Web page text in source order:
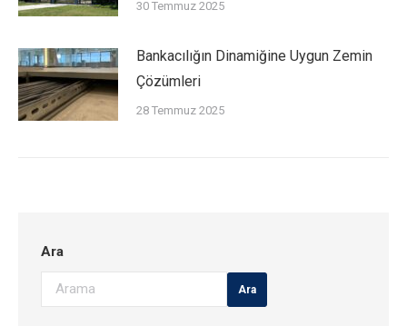
30 Temmuz 2025
Bankacılığın Dinamiğine Uygun Zemin
Çözümleri
28 Temmuz 2025
Ara
Ara